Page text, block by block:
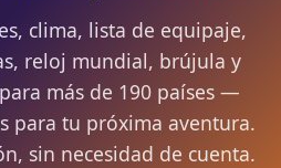
clima, lista de equipaje,
reloj mundial, brújula y
más de 190 países —
para tu próxima aventura.
sin necesidad de cuenta.